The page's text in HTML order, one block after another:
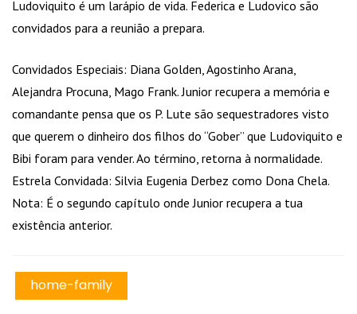
Ludoviquito é um larápio de vida. Federica e Ludovico são
convidados para a reunião a prepara.
Convidados Especiais: Diana Golden, Agostinho Arana,
Alejandra Procuna, Mago Frank. Junior recupera a memória e
comandante pensa que os P. Lute são sequestradores visto
que querem o dinheiro dos filhos do “Gober” que Ludoviquito e
Bibi foram para vender. Ao término, retorna à normalidade.
Estrela Convidada: Silvia Eugenia Derbez como Dona Chela.
Nota: É o segundo capítulo onde Junior recupera a tua
existência anterior.
home-family